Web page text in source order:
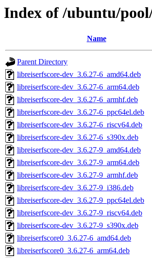
Index of /ubuntu/
Name
Parent Directory
libreiserfscore-dev_3.6.27-6_amd64.deb
libreiserfscore-dev_3.6.27-6_arm64.deb
libreiserfscore-dev_3.6.27-6_armhf.deb
libreiserfscore-dev_3.6.27-6_ppc64el.deb
libreiserfscore-dev_3.6.27-6_riscv64.deb
libreiserfscore-dev_3.6.27-6_s390x.deb
libreiserfscore-dev_3.6.27-9_amd64.deb
libreiserfscore-dev_3.6.27-9_arm64.deb
libreiserfscore-dev_3.6.27-9_armhf.deb
libreiserfscore-dev_3.6.27-9_i386.deb
libreiserfscore-dev_3.6.27-9_ppc64el.deb
libreiserfscore-dev_3.6.27-9_riscv64.deb
libreiserfscore-dev_3.6.27-9_s390x.deb
libreiserfscore0_3.6.27-6_amd64.deb
libreiserfscore0_3.6.27-6_arm64.deb